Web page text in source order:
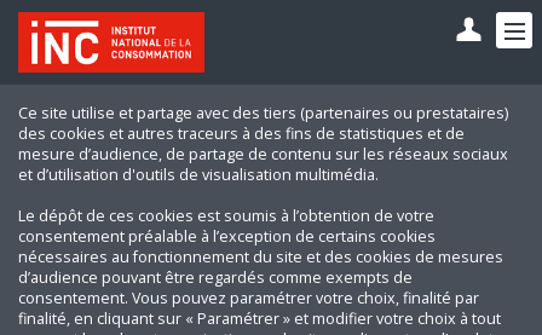
Ce site utilise et partage avec des tiers (partenaires ou prestataires)
des cookies et autres traceurs à des fins de statistiques et de
mesure d’audience, de partage de contenu sur les réseaux sociaux
et d’utilisation d'outils de visualisation multimédia.
Le dépôt de ces cookies est soumis à l’obtention de votre
consentement préalable à l’exception de certains cookies
nécessaires au fonctionnement du site et des cookies de mesures
d’audience pouvant être regardés comme exempts de
consentement. Vous pouvez paramétrer votre choix, finalité par
finalité, en cliquant sur « Paramétrer » et modifier votre choix à tout